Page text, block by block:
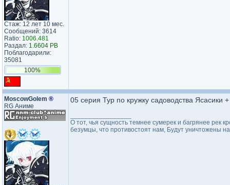
Стаж: 12 лет 10 мес.
Сообщений: 3614
Ratio: 1006.481
Раздал: 1.6604 PB
Поблагодарили:
35081
100%
MoscowGolem ®
RG Аниме
05 серия Тур по кружку садоводства Ясасики +
О тот, чья сущность темнее сумерек и багрянее рек
безумцы, что противостоят нам, Будут уничтожены